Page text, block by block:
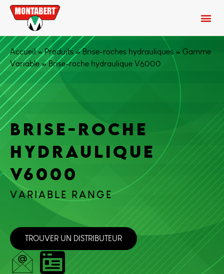
Accueil»Produits»Brise-roches hydrauliques » Gamme
Variable »Brise-roche hydraulique V6000
BRISE-ROCHE
HYDRAULIQUE
V6000
VARIABLE RANGE
TROUVER UN DISTRIBUTEUR